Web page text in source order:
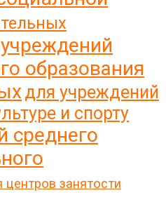
образования
для учреждений
и спорту
среднего
центров занятости